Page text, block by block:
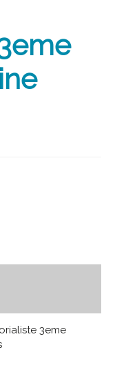
3eme